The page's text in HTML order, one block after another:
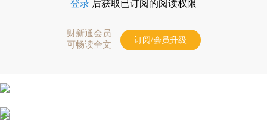
登录 后获取已订阅的阅读权限
财新通会员
可畅读全文
订阅/会员升级